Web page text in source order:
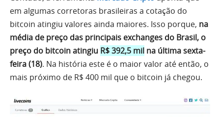
em algumas corretoras brasileiras a cotação do
bitcoin atingiu valores ainda maiores. Isso porque, na
média de preço das principais exchanges do Brasil, o
preço do bitcoin atingiu R$ 392,5 mil na última sexta-
feira (18). Na história este é o maior valor até então, o
mais próximo de R$ 400 mil que o bitcoin já chegou.